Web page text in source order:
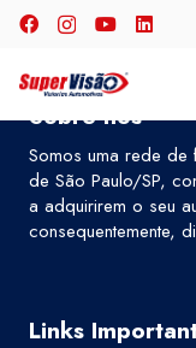
Sobre nós
Somos uma rede
de São Paulo/SP,
a adquirirem o seu
consequentemente,
Links